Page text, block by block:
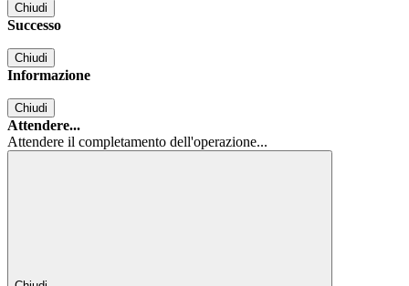
Chiudi
Successo
Chiudi
Informazione
Chiudi
Attendere...
Attendere il completamento dell'operazione...